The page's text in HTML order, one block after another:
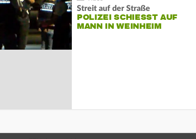
Streit auf der Straße
POLIZEI SCHIESST AUF M
ANN IN WEINHEIM